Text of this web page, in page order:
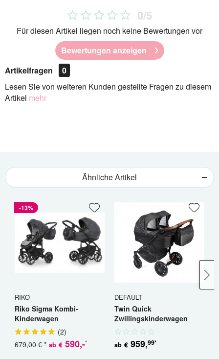
0/5
Für diesen Artikel liegen noch keine Bewertungen vor
Bewertungen anzeigen
Artikelfragen
0
Lesen Sie von weiteren Kunden gestellte Fragen zu diesem
Artikel mehr
Ähnliche Artikel
-13%
RIKO
Riko Sigma Kombi-
Kinderwagen
(2)
ab € 590,-*
679,00 € *
DEFAULT
Twin Quick
Zwillingskinderwagen
Geschwisterwagen
ab € 959,99*